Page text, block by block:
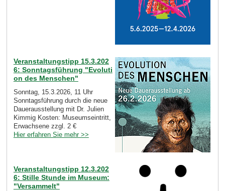
Veranstaltungstipp 15.3.202
6: Sonntagsführung "Evoluti
on des Menschen"
Sonntag, 15.3.2026, 11 Uhr
Sonntagsführung durch die neue
Dauerausstellung mit Dr. Julien
Kimmig Kosten: Museumseintritt,
Erwachsene zzgl. 2 €
Hier erfahren Sie mehr >>
Veranstaltungstipp 12.3.202
6: Stille Stunde im Museum:
"Versammelt"